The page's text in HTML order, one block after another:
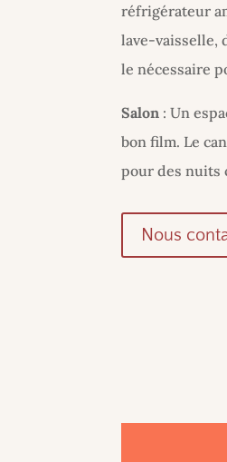
réfrigérateur
lave-vaisselle,
le nécessaire
Salon : Un
bon film. Le
pour des nuits
Nous